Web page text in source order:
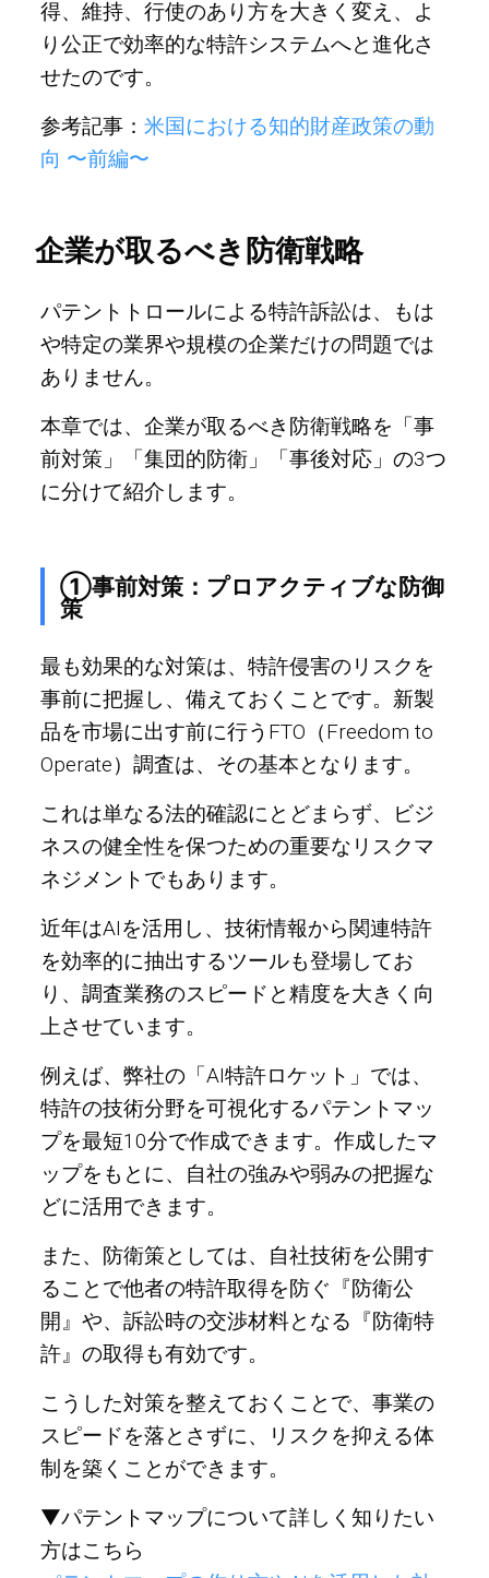
得、維持、行使のあり方を大きく変え、よ
り公正で効率的な特許システムへと進化さ
せたのです。
参考記事： 米国における知的財産政策の動
向 〜前編〜
企業が取るべき防衛戦略
パテントトロールによる特許訴訟は、もは
や特定の業界や規模の企業だけの問題では
ありません。
本章では、企業が取るべき防衛戦略を「事
前対策」「集団的防衛」「事後対応」の3つ
に分けて紹介します。
①事前対策：プロアクティブな防御
策
最も効果的な対策は、特許侵害のリスクを
事前に把握し、備えておくことです。新製
品を市場に出す前に行うFTO（Freedom to
Operate）調査は、その基本となります。
これは単なる法的確認にとどまらず、ビジ
ネスの健全性を保つための重要なリスクマ
ネジメントでもあります。
近年はAIを活用し、技術情報から関連特許
を効率的に抽出するツールも登場してお
り、調査業務のスピードと精度を大きく向
上させています。
例えば、弊社の「AI特許ロケット」では、
特許の技術分野を可視化するパテントマッ
プを最短10分で作成できます。作成したマ
ップをもとに、自社の強みや弱みの把握な
どに活用できます。
また、防衛策としては、自社技術を公開す
ることで他者の特許取得を防ぐ『防衛公
開』や、訴訟時の交渉材料となる『防衛特
許』の取得も有効です。
こうした対策を整えておくことで、事業の
スピードを落とさずに、リスクを抑える体
制を築くことができます。
▼パテントマップについて詳しく知りたい
方はこちら